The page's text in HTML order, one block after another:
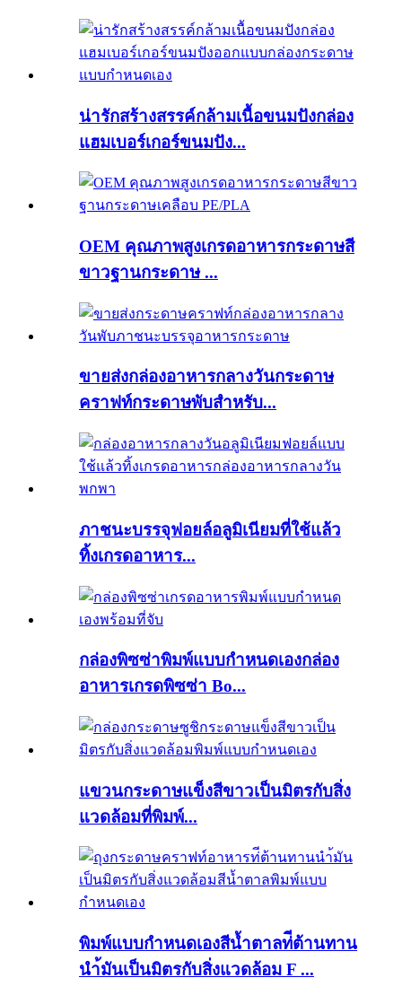
น่ารักสร้างสรรค์กล้ามเนื้อขนมปังกล่อง
แฮมเบอร์เกอร์ขนมปัง...
OEM คุณภาพสูงเกรดอาหารกระดาษสี
ขาวฐานกระดาษ ...
ขายส่งกล่องอาหารกลางวันกระดาษ
คราฟท์กระดาษพับสำหรับ...
ภาชนะบรรจุฟอยล์อลูมิเนียมที่ใช้แล้ว
ทิ้งเกรดอาหาร...
กล่องพิซซ่าพิมพ์แบบกำหนดเองกล่อง
อาหารเกรดพิซซ่า Bo...
แขวนกระดาษแข็งสีขาวเป็นมิตรกับสิ่ง
แวดล้อมที่พิมพ์...
พิมพ์แบบกำหนดเองสีน้ำตาลท่ีต้านทาน
นำ้มันเป็นมิตรกับสิ่งแวดล้อม F ...